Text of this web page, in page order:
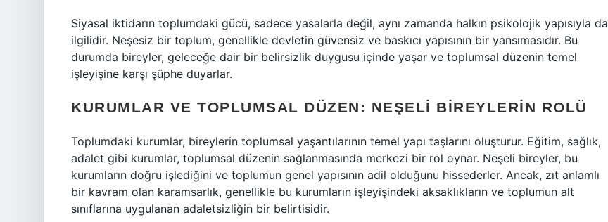
Siyasal iktidarın toplumdaki gücü, sadece yasalarla değil, aynı zamanda halkın psikolojik yapısıyla da
ilgilidir. Neşesiz bir toplum, genellikle devletin güvensiz ve baskıcı yapısının bir yansımasıdır. Bu
durumda bireyler, geleceğe dair bir belirsizlik duygusu içinde yaşar ve toplumsal düzenin temel
işleyişine karşı şüphe duyarlar.
KURUMLAR VE TOPLUMSAL DÜZEN: NEŞELI BIREYLERIN ROLÜ
Toplumdaki kurumlar, bireylerin toplumsal yaşantılarının temel yapı taşlarını oluşturur. Eğitim, sağlık,
adalet gibi kurumlar, toplumsal düzenin sağlanmasında merkezi bir rol oynar. Neşeli bireyler, bu
kurumların doğru işlediğini ve toplumun genel yapısının adil olduğunu hissederler. Ancak, zıt anlamlı
bir kavram olan karamsarlık, genellikle bu kurumların işleyişindeki aksaklıkların ve toplumun alt
sınıflarına uygulanan adaletsizliğin bir belirtisidir.